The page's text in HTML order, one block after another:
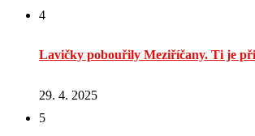
4
Lavičky pobouřily Meziříčany. Ti je
29. 4. 2025
5